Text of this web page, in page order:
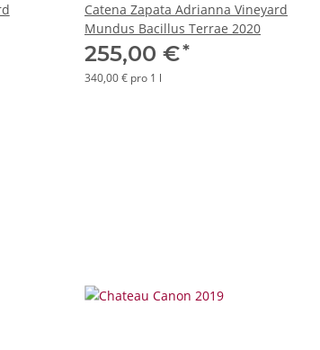
Catena Zapata Adrianna Vineyard
Mundus Bacillus Terrae 2020
255,00 €*
340,00 € pro 1 l